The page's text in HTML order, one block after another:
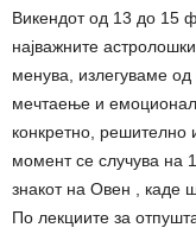
Викендот од 13 до 15
најважните
менува, излегуваме
мечтаење и
конкретно, решително
момент се случува на
знакот на Овен , каде
По лекциите за